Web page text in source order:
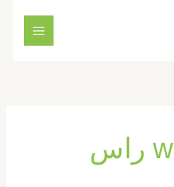
ابواب wpc راس